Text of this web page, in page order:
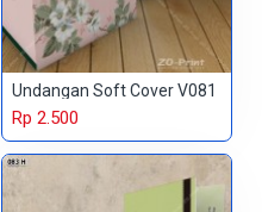
Undangan Soft Cover V081
Rp 2.500